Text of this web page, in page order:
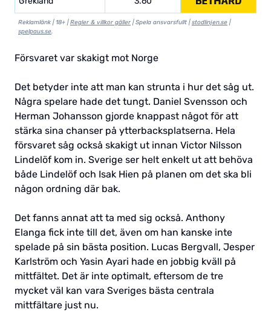
Reklamlänk | 18+ |Regler & villkor gäller | Spela ansvarsfullt |stodlinjen.se |
spelpaus.se.
Försvaret var skakigt mot Norge
Det betyder inte att man kan strunta i hur det såg ut.
Några spelare hade det tungt. Daniel Svensson och
Herman Johansson gjorde knappast något för att
stärka sina chanser på ytterbacksplatserna. Hela
försvaret såg också skakigt ut innan Victor Nilsson
Lindelöf kom in. Sverige ser helt enkelt ut att behöva
både Lindelöf och Isak Hien på planen om det ska bli
någon ordning där bak.
Det fanns annat att ta med sig också. Anthony
Elanga fick inte till det, även om han kanske inte
spelade på sin bästa position. Lucas Bergvall, Jesper
Karlström och Yasin Ayari hade en jobbig kväll på
mittfältet. Det är inte optimalt, eftersom de tre
mycket väl kan vara Sveriges bästa centrala
mittfältare just nu.